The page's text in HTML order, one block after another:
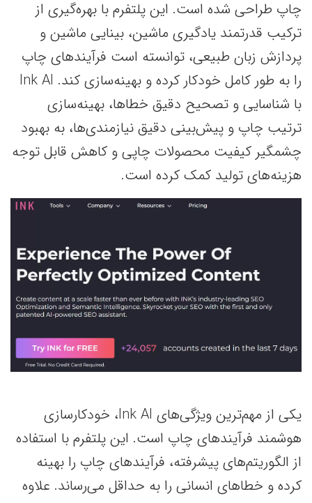
چاپ طراحی شده است. این پلتفرم با بهره‌گیری از
ترکیب قدرتمند یادگیری ماشین، بینایی ماشین و
پردازش زبان طبیعی، توانسته است فرآیندهای چاپ
را به طور کامل خودکار کرده و بهینه‌سازی کند. Ink AI
با شناسایی و تصحیح دقیق خطاها، بهینه‌سازی
ترتیب چاپ و پیش‌بینی دقیق نیازمندی‌ها، به بهبود
چشمگیر کیفیت محصولات چاپی و کاهش قابل توجه
هزینه‌های تولید کمک کرده است.
یکی از مهم‌ترین ویژگی‌های Ink AI، خودکارسازی
هوشمند فرآیندهای چاپ است. این پلتفرم با استفاده
از الگوریتم‌های پیشرفته، فرآیندهای چاپ را بهینه
کرده و خطاهای انسانی را به حداقل می‌رساند. علاوه